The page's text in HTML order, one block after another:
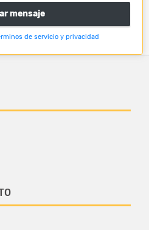
mensaje
de servicio y privacidad